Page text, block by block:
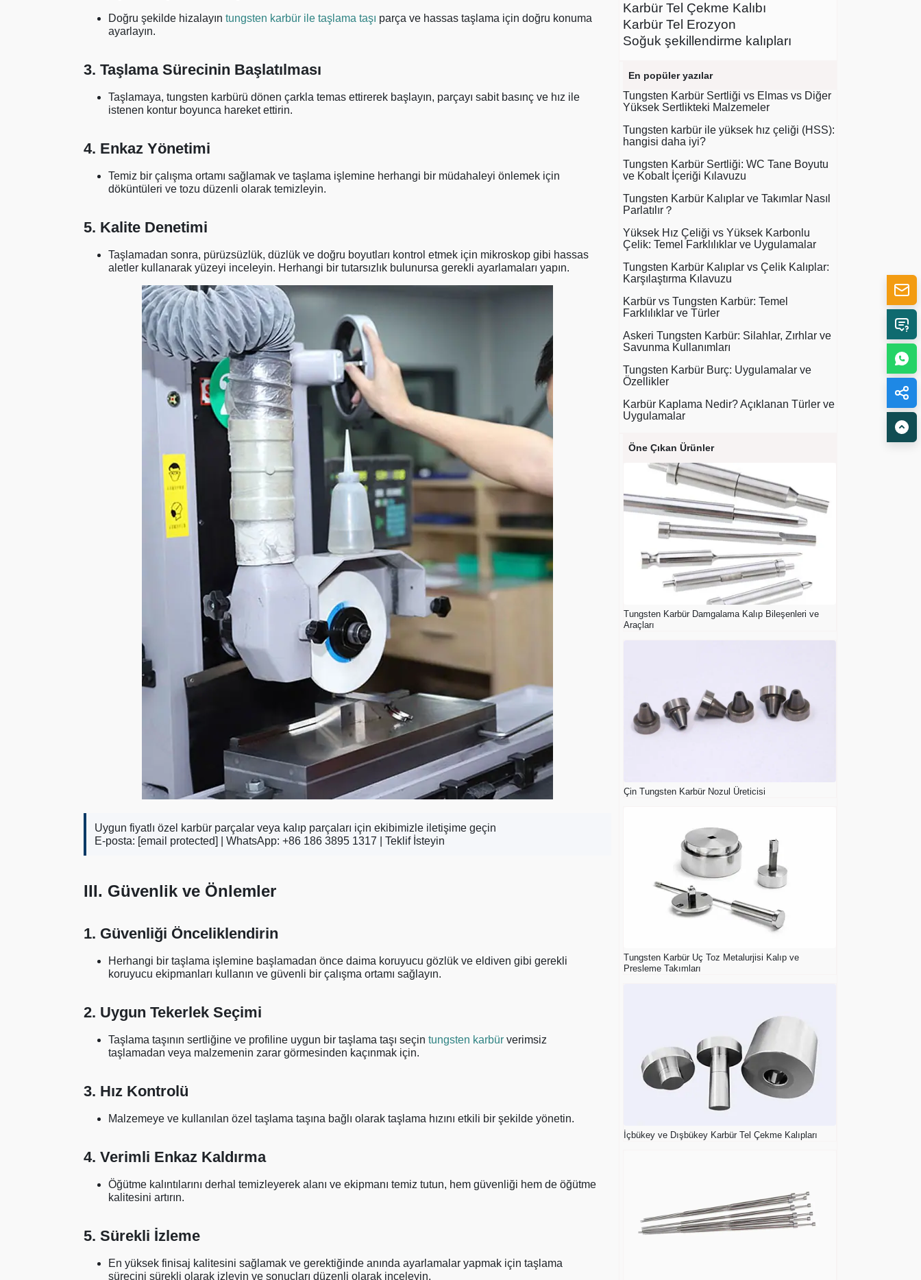
Doğru şekilde hizalayın tungsten karbür ile taşlama taşı parça ve hassas taşlama için doğru konuma
ayarlayın.
3. Taşlama Sürecinin Başlatılması
Taşlamaya, tungsten karbürü dönen çarkla temas ettirerek başlayın, parçayı sabit basınç ve hız ile
istenen kontur boyunca hareket ettirin.
4. Enkaz Yönetimi
Temiz bir çalışma ortamı sağlamak ve taşlama işlemine herhangi bir müdahaleyi önlemek için
döküntüleri ve tozu düzenli olarak temizleyin.
5. Kalite Denetimi
Taşlamadan sonra, pürüzsüzlük, düzlük ve doğru boyutları kontrol etmek için mikroskop gibi hassas
aletler kullanarak yüzeyi inceleyin. Herhangi bir tutarsızlık bulunursa gerekli ayarlamaları yapın.
Uygun fiyatlı özel karbür parçalar veya kalıp parçaları için ekibimizle iletişime geçin
E-posta: [email protected] | WhatsApp: +86 186 3895 1317 | Teklif İsteyin
III. Güvenlik ve Önlemler
1. Güvenliği Önceliklendirin
Herhangi bir taşlama işlemine başlamadan önce daima koruyucu gözlük ve eldiven gibi gerekli
koruyucu ekipmanları kullanın ve güvenli bir çalışma ortamı sağlayın.
2. Uygun Tekerlek Seçimi
Taşlama taşının sertliğine ve profiline uygun bir taşlama taşı seçin tungsten karbür verimsiz
taşlamadan veya malzemenin zarar görmesinden kaçınmak için.
3. Hız Kontrolü
Malzemeye ve kullanılan özel taşlama taşına bağlı olarak taşlama hızını etkili bir şekilde yönetin.
4. Verimli Enkaz Kaldırma
Öğütme kalıntılarını derhal temizleyerek alanı ve ekipmanı temiz tutun, hem güvenliği hem de öğütme
kalitesini artırın.
5. Sürekli İzleme
En yüksek finisaj kalitesini sağlamak ve gerektiğinde anında ayarlamalar yapmak için taşlama
sürecini sürekli olarak izleyin ve sonuçları düzenli olarak inceleyin.
Karbür Tel Çekme Kalıbı
Karbür Tel Erozyon
Soğuk şekillendirme kalıpları
En popüler yazılar
Tungsten Karbür Sertliği vs Elmas vs Diğer
Yüksek Sertlikteki Malzemeler
Tungsten karbür ile yüksek hız çeliği (HSS):
hangisi daha iyi?
Tungsten Karbür Sertliği: WC Tane Boyutu
ve Kobalt İçeriği Kılavuzu
Tungsten Karbür Kalıplar ve Takımlar Nasıl
Parlatılır？
Yüksek Hız Çeliği vs Yüksek Karbonlu
Çelik: Temel Farklılıklar ve Uygulamalar
Tungsten Karbür Kalıplar vs Çelik Kalıplar:
Karşılaştırma Kılavuzu
Karbür vs Tungsten Karbür: Temel
Farklılıklar ve Türler
Askeri Tungsten Karbür: Silahlar, Zırhlar ve
Savunma Kullanımları
Tungsten Karbür Burç: Uygulamalar ve
Özellikler
Karbür Kaplama Nedir? Açıklanan Türler ve
Uygulamalar
Öne Çıkan Ürünler
Tungsten Karbür Damgalama Kalıp Bileşenleri ve
Araçları
Çin Tungsten Karbür Nozul Üreticisi
Tungsten Karbür Uç Toz Metalurjisi Kalıp ve
Presleme Takımları
İçbükey ve Dışbükey Karbür Tel Çekme Kalıpları